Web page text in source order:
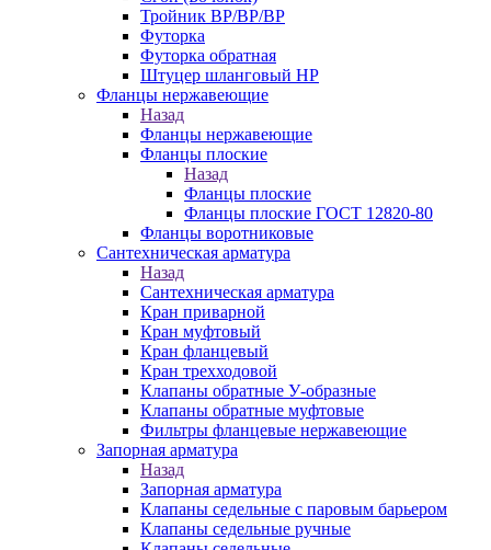
Тройник ВР/ВР/ВР
Футорка
Футорка обратная
Штуцер шланговый НР
Фланцы нержавеющие
Назад
Фланцы нержавеющие
Фланцы плоские
Назад
Фланцы плоские
Фланцы плоские ГОСТ 12820-80
Фланцы воротниковые
Сантехническая арматура
Назад
Сантехническая арматура
Кран приварной
Кран муфтовый
Кран фланцевый
Кран трехходовой
Клапаны обратные У-образные
Клапаны обратные муфтовые
Фильтры фланцевые нержавеющие
Запорная арматура
Назад
Запорная арматура
Клапаны седельные с паровым барьером
Клапаны седельные ручные